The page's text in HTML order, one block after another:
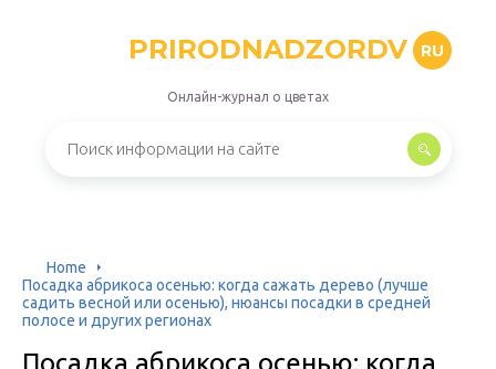
PRIRODNADZORDV RU
Онлайн-журнал о цветах
Home
Посадка абрикоса осенью: когда сажать дерево (лучше
садить весной или осенью), нюансы посадки в средней
полосе и других регионах
Посадка абрикоса осенью: когда